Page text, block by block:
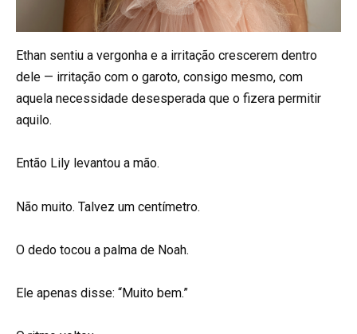
Ethan sentiu a vergonha e a irritação crescerem dentro
dele — irritação com o garoto, consigo mesmo, com
aquela necessidade desesperada que o fizera permitir
aquilo.
Então Lily levantou a mão.
Não muito. Talvez um centímetro.
O dedo tocou a palma de Noah.
Ele apenas disse: “Muito bem.”